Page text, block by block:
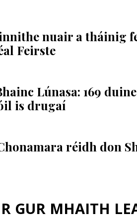
nuair a tháinig
Feirste
Lúnasa: 169
is drugaí
réidh don
GUR MHAITH